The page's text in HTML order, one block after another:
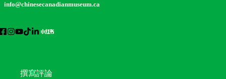
info@chinesecanadianmuseum.ca
撰寫評論